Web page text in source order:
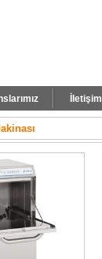
İletişim